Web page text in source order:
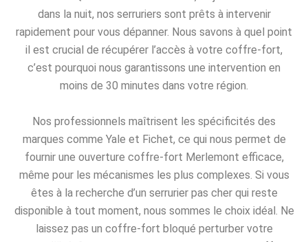
dans la nuit, nos serruriers sont prêts à intervenir
rapidement pour vous dépanner. Nous savons à quel point
il est crucial de récupérer l’accès à votre coffre-fort,
c’est pourquoi nous garantissons une intervention en
moins de 30 minutes dans votre région.
Nos professionnels maîtrisent les spécificités des
marques comme Yale et Fichet, ce qui nous permet de
fournir une ouverture coffre-fort Merlemont efficace,
même pour les mécanismes les plus complexes. Si vous
êtes à la recherche d’un serrurier pas cher qui reste
disponible à tout moment, nous sommes le choix idéal. Ne
laissez pas un coffre-fort bloqué perturber votre